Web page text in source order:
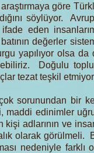
göre
söylüyor.
ifade eden
değerler
yapılıyor olsa
Doğulu
tezat teşkil
sorunundan bir
edinimler
adlarının ve
olarak görülmeli.
nedeniyle farklı